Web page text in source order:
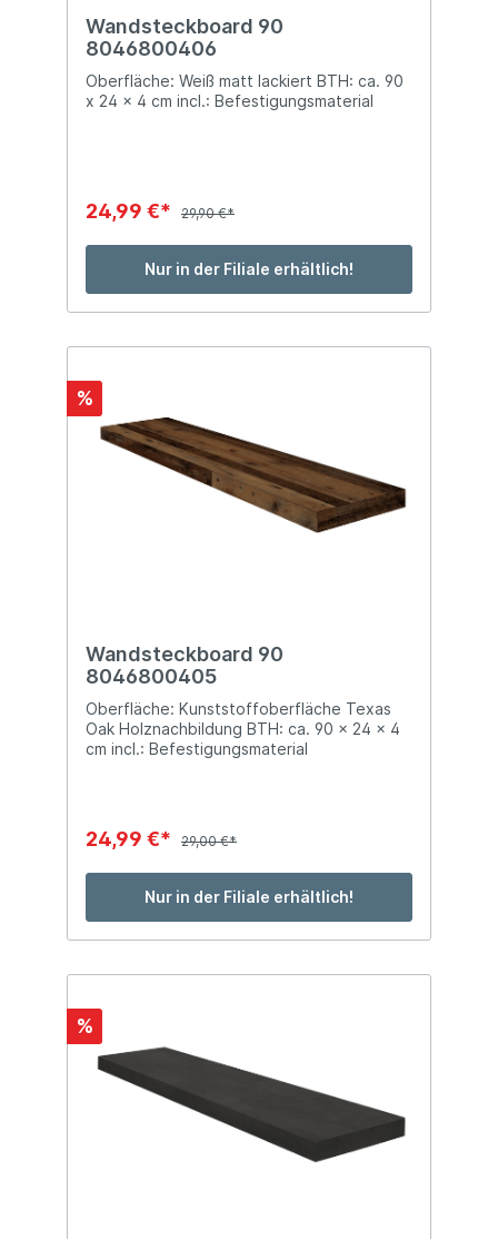
Wandsteckboard 90
8046800406
Oberfläche: Weiß matt lackiert BTH: ca. 90
x 24 x 4 cm incl.: Befestigungsmaterial
24,99 €* 29,90 €*
Nur in der Filiale erhältlich!
%
Wandsteckboard 90
8046800405
Oberfläche: Kunststoffoberfläche Texas
Oak Holznachbildung BTH: ca. 90 x 24 x 4
cm incl.: Befestigungsmaterial
24,99 €* 29,00 €*
Nur in der Filiale erhältlich!
%